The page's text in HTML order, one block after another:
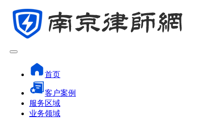
首页
客户案例
服务区域
业务领域